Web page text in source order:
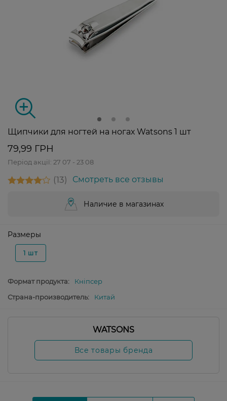
Щипчики для ногтей на ногах Watsons 1 шт
79,99 ГРН
Період акції: 27 07 - 23 08
13 Смотреть все отзывы
Наличие в магазинах
Размеры
1 шт
Формат продукта:
Кніпсер
Страна-производитель:
Китай
WATSONS
Все товары бренда